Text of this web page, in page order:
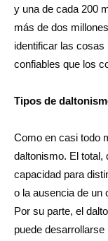
y una de cada 200
más de dos
identificar las
confiables que los
Tipos de
Como en casi todo
daltonismo. El total,
capacidad para
o la ausencia de un
Por su parte, el
puede